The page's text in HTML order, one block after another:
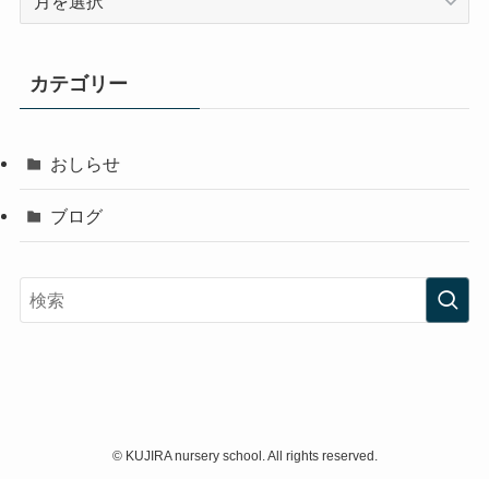
ブ
カテゴリー
おしらせ
ブログ
©KUJIRA nursery school. All rights reserved.